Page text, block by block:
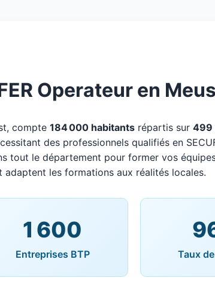
Operateur en
compte 184 000 habitants répartis sur 499
des professionnels qualifiés en
tout le département pour former vos
les formations aux réalités locales.
1 600
Entreprises BTP Taux